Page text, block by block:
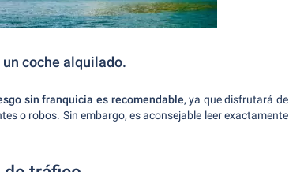
coche alquilado.
sin franquicia es recomendable, ya que disfrutará de
o robos. Sin embargo, es aconsejable leer exactamente